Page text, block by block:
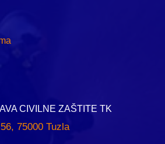
CIVILNE ZAŠTITE TK
75000 Tuzla